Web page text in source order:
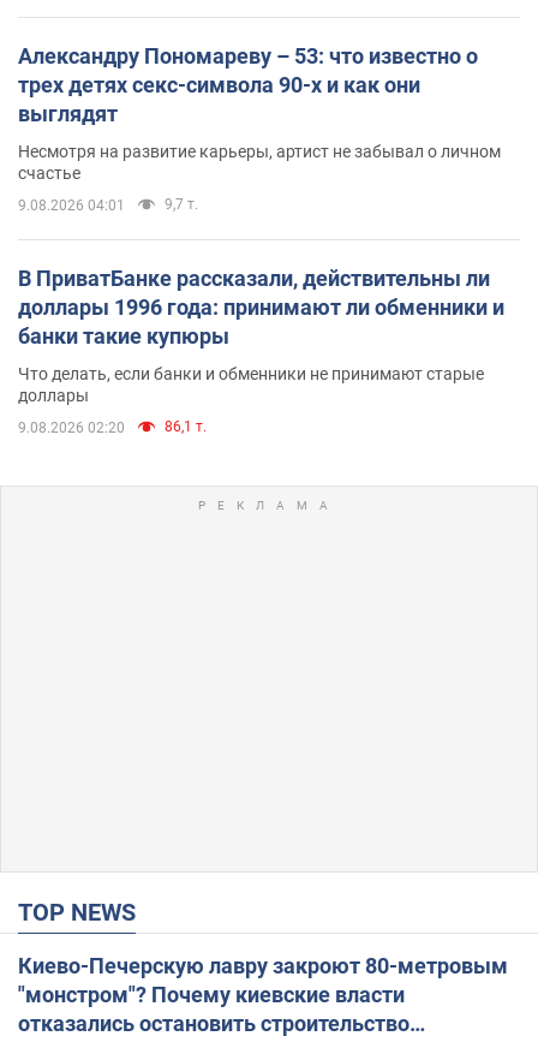
Александру Пономареву – 53: что известно о
трех детях секс-символа 90-х и как они
выглядят
Несмотря на развитие карьеры, артист не забывал о личном
счастье
9.08.2026 04:01 9,7 т.
В ПриватБанке рассказали, действительны ли
доллары 1996 года: принимают ли обменники и
банки такие купюры
Что делать, если банки и обменники не принимают старые
доллары
9.08.2026 02:20 86,1 т.
TOP NEWS
Киево-Печерскую лавру закроют 80-метровым
"монстром"? Почему киевские власти
отказались остановить строительство